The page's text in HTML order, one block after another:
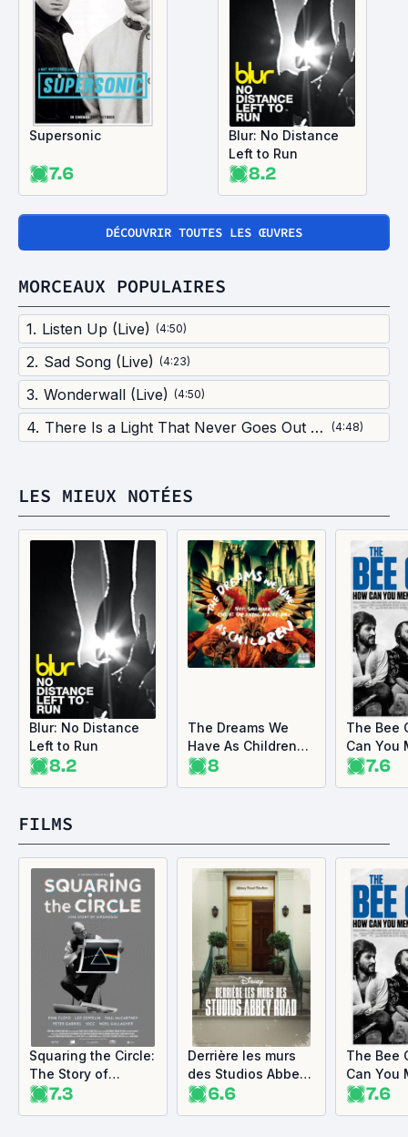
Supersonic
7.6
Blur: No Distance
Left to Run
8.2
DÉCOUVRIR TOUTES LES ŒUVRES
MORCEAUX POPULAIRES
1. Listen Up (Live) (4:50)
2. Sad Song (Live) (4:23)
3. Wonderwall (Live) (4:50)
4. There Is a Light That Never Goes Out (Live) (4:48)
LES MIEUX NOTÉES
Blur: No Distance
Left to Run
8.2
The Dreams We
Have As Children
(Live)
8
The Bee
Can You
Broken
7.6
FILMS
Squaring the Circle:
The Story of
Hipgnosis
7.3
Derrière les murs
des Studios Abbey
Road6.6
The Bee
Can You
Broken
7.6